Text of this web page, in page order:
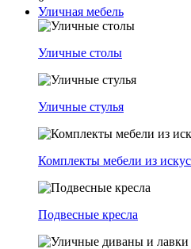
Уличная мебель
Уличные столы
Уличные стулья
Комплекты мебели из
Подвесные кресла